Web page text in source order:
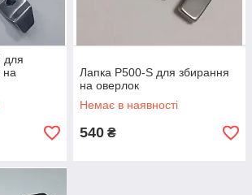
для
на
Лапка P500-S для збирання
на оверлок
Немає в наявності
540 ₴